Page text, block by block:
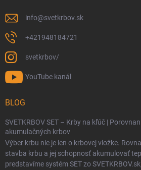
info@svetkrbov.sk
+421948184721
svetkrbov/
YouTube kanál
BLOG
SVETKRBOV SET – Krby na kľúč |
akumulačných krbov
Výber krbu nie je len o krbovej vložke.
stavba krbu a jej schopnosť akumulovať
predstavíme systém SET zo